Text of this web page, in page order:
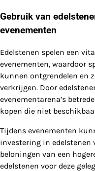
Gebruik van
evenementen
Edelstenen spelen een
evenementen, waardoor
kunnen ontgrendelen en
verkrijgen. Door
evenementarena’s
kopen die niet
Tijdens evenementen
investering in edelstenen
beloningen van een
edelstenen voor deze